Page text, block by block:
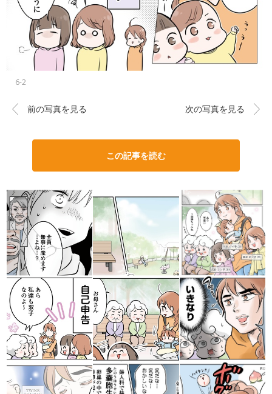
6-2
前の写真を見る 次の写真を見る
この記事を読む